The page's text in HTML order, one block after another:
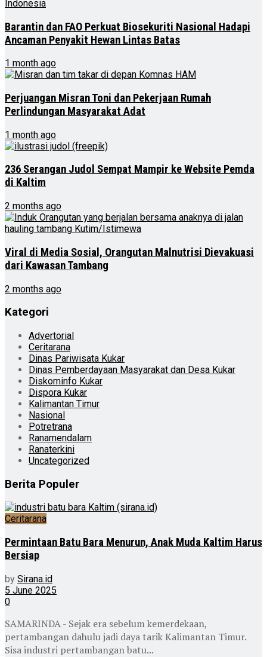
Barantin dan FAO Perkuat Biosekuriti Nasional Hadapi
Ancaman Penyakit Hewan Lintas Batas
1 month ago
Perjuangan Misran Toni dan Pekerjaan Rumah
Perlindungan Masyarakat Adat
1 month ago
236 Serangan Judol Sempat Mampir ke Website Pemda
di Kaltim
2 months ago
Viral di Media Sosial, Orangutan Malnutrisi Dievakuasi
dari Kawasan Tambang
2 months ago
Kategori
Advertorial
Ceritarana
Dinas Pariwisata Kukar
Dinas Pemberdayaan Masyarakat dan Desa Kukar
Diskominfo Kukar
Dispora Kukar
Kalimantan Timur
Nasional
Potretrana
Ranamendalam
Ranaterkini
Uncategorized
Berita Populer
Ceritarana
Permintaan Batu Bara Menurun, Anak Muda Kaltim Harus
Bersiap
by Sirana.id
5 June 2025
0
SAMARINDA - Sejak era sebelum kemerdekaan,
pertambangan dahulu jadi daya tarik Kalimantan Timur.
Sisa industri pertambangan batu...